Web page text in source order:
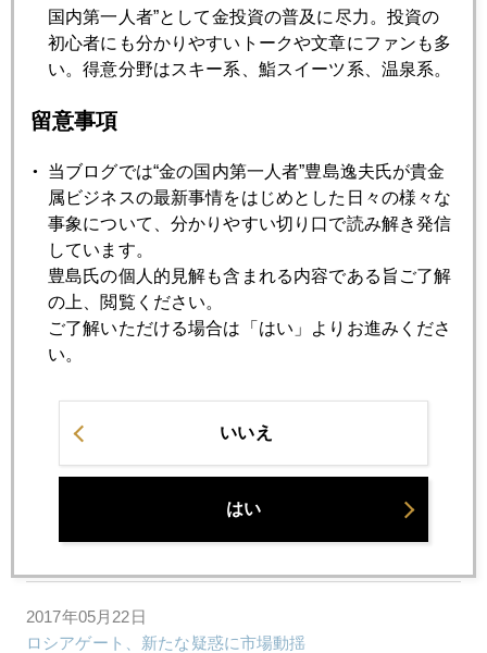
2017年05月30日
ゴールドマンサックスの「コモディティー人脈」
2017年05月29日
2017年05月26日
金で儲けると思うな！有事のドカ買いは最悪の選択！
2017年05月25日
利上げ回数減少、新たな要因浮上
マンチェスターの「カミカゼ」
英国コンサート会場狙ったテロの衝撃
2017年05月22日
ロシアゲート、新たな疑惑に市場動揺
国内第一人者”として金投資の普及に尽力。投資の
初心者にも分かりやすいトークや文章にファンも多
い。得意分野はスキー系、鮨スイーツ系、温泉系。
留意事項
当ブログでは“金の国内第一人者”豊島逸夫氏が貴金
属ビジネスの最新事情をはじめとした日々の様々な
事象について、分かりやすい切り口で読み解き発信
しています。
豊島氏の個人的見解も含まれる内容である旨ご了解
の上、閲覧ください。
ご了解いただける場合は「はい」よりお進みくださ
い。
いいえ
はい